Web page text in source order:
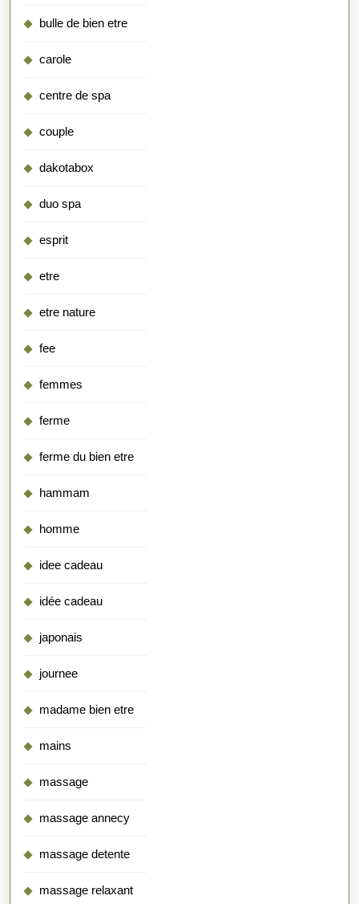
bulle de bien etre
carole
centre de spa
couple
dakotabox
duo spa
esprit
etre
etre nature
fee
femmes
ferme
ferme du bien etre
hammam
homme
idee cadeau
idée cadeau
japonais
journee
madame bien etre
mains
massage
massage annecy
massage detente
massage relaxant